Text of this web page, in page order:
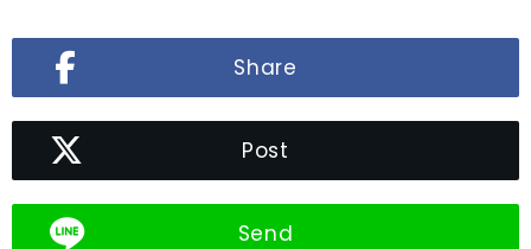
Share
Post
Send